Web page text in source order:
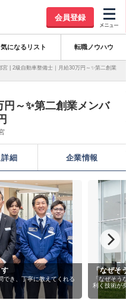
会員登録
気になるリスト 転職ノウハウ
| 2級自動車整備士｜月給30万円～✨第二創業
～✨第二創業メンバ
細 企業情報
す
でき、丁寧に教えてくれる
「なぜ
「なぜそ
利く技術が